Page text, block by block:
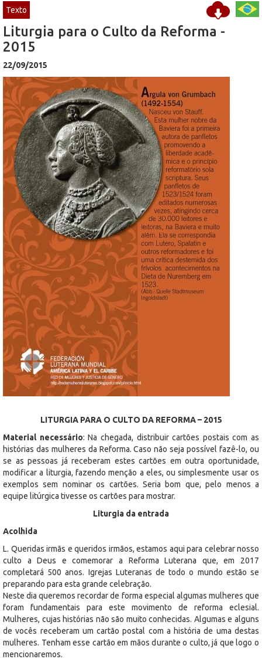
Texto
Liturgia para o Culto da Reforma -
2015
22/09/2015
LITURGIA PARA O CULTO DA REFORMA – 2015
Material necessário: Na chegada, distribuir cartões postais com as
histórias das mulheres da Reforma. Caso não seja possível fazê-lo, ou
se as pessoas já receberam estes cartões em outra oportunidade,
modificar a liturgia, fazendo menção a eles, ou simplesmente usar os
exemplos sem nominar os cartões. Seria bom que, pelo menos a
equipe litúrgica tivesse os cartões para mostrar.
Liturgia da entrada
Acolhida
L. Queridas irmãs e queridos irmãos, estamos aqui para celebrar nosso
culto a Deus e comemorar a Reforma Luterana que, em 2017
completará 500 anos. Igrejas Luteranas de todo o mundo estão se
preparando para esta grande celebração.
Neste dia queremos recordar de forma especial algumas mulheres que
foram fundamentais para este movimento de reforma eclesial.
Mulheres, cujas histórias não são muito conhecidas. Algumas e alguns
de vocês receberam um cartão postal com a história de uma destas
mulheres. Tenham esse cartão em mãos durante o culto, já que logo o
mencionaremos.